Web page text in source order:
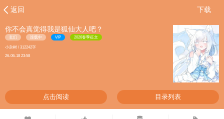
返回 下载
你不会真觉得我是狐仙大人吧？
玄幻 连载中 VIP 2026春季征文
小杂树 / 312242字
26-06-18 23:58
点击阅读 目录列表